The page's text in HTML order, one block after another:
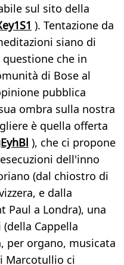
sul sito della
). Tentazione da
siano di
che in
di Bose al
pubblica
ombra sulla nostra
è quella offerta
), che ci propone
dell'inno
(dal chiostro di
e dalla
Paul a Londra), una
Cappella
per organo, musicata
Marcotullio ci